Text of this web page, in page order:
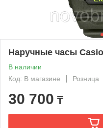
Наручные часы
В наличии
Код: В магазине
Розница
30 700 ₸